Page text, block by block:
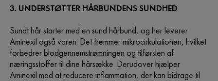
3. UNDERSTØTTER HÅRBUNDENS SUNDHED
Sundt hår starter med en sund hårbund, og her leverer
Aminexil også varen. Det fremmer mikrocirkulationen, hvilket
forbedrer blodgennemstrømningen og tilførslen af
næringsstoffer til dine hårsække. Derudover hjælper
Aminexil med at reducere inflammation, der kan bidrage til